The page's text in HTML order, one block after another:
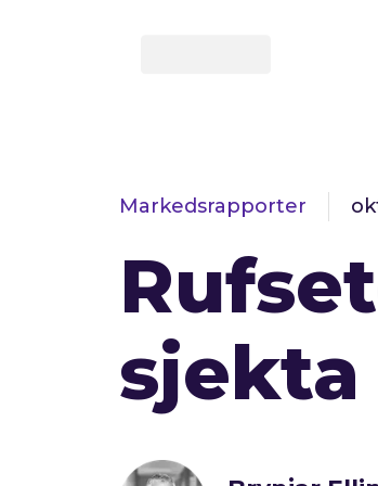
Markedsrapporter
sjekta